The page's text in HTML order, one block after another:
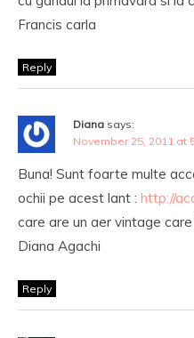
Francis carla
Reply
Diana says:
November 25, 2011 at
Buna! Sunt foarte multe
ochii pe acest lant : http://
care are un aer vintage
Diana Agachi
Reply